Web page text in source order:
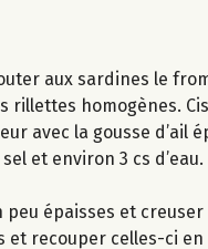
aux sardines le
homogènes.
avec la gousse d’ail
et environ 3 cs
épaisses et
et recouper celles-ci